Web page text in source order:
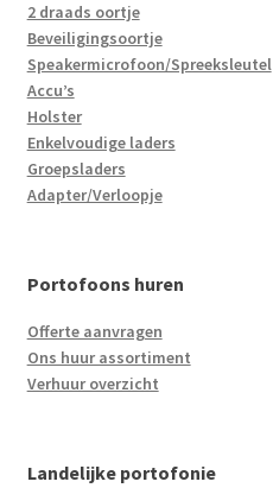
2 draads oortje
Beveiligingsoortje
Speakermicrofoon/Spreeksleutel
Accu’s
Holster
Enkelvoudige laders
Groepsladers
Adapter/Verloopje
Portofoons huren
Offerte aanvragen
Ons huur assortiment
Verhuur overzicht
Landelijke portofonie